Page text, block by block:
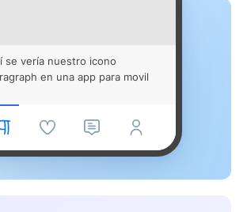
se vería nuestro icono
en una app para movil